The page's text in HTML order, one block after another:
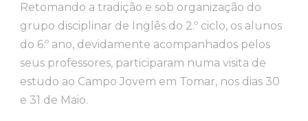
Retomando a tradição e sob organização do
grupo disciplinar de Inglês do 2.º ciclo, os alunos
do 6.º ano, devidamente acompanhados pelos
seus professores, participaram numa visita de
estudo ao Campo Jovem em Tomar, nos dias 30
e 31 de Maio.